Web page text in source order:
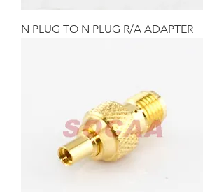
N PLUG TO N PLUG R/A ADAPTER